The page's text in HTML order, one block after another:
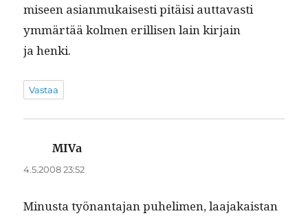
miseen asian­mukaises­ti pitäisi aut­tavasti
ymmärtää kol­men eril­lisen lain kir­jain
ja henki.
Vastaa
MIVa
4.5.2008 23:52
Minus­ta työ­nan­ta­jan puhe­li­men, laa­jakaistan